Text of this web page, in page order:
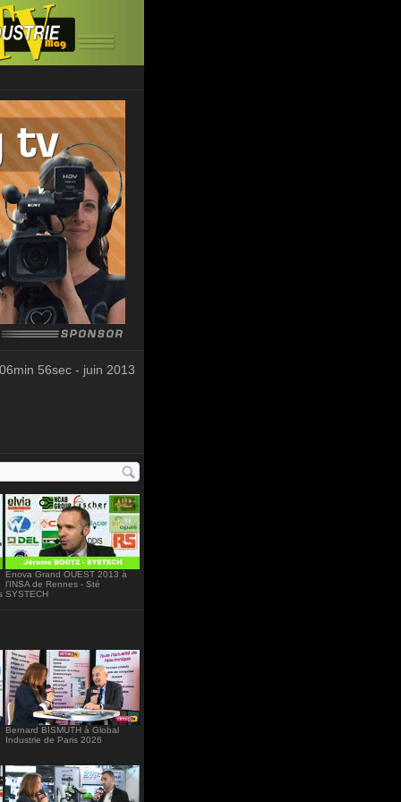
06min 56sec - juin 2013
Enova Grand OUEST 2013 à
l’INSA de Rennes - Sté
SYSTECH
Bernard BISMUTH à Global
Industrie de Paris 2026